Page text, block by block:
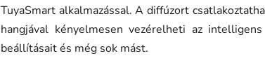
TuyaSmart alkalmazással. A diffúzort
hangjával kényelmesen vezérelheti az
beállításait és még sok mást.